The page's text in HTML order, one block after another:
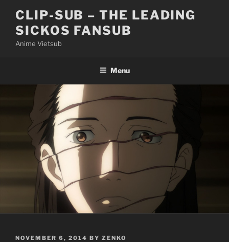
content
CLIP-SUB – THE LEADING
SICKOS FANSUB
Anime Vietsub
Menu
POSTED
NOVEMBER 6, 2014 BY ZENKO